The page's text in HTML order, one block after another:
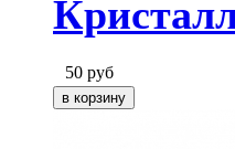
50 руб